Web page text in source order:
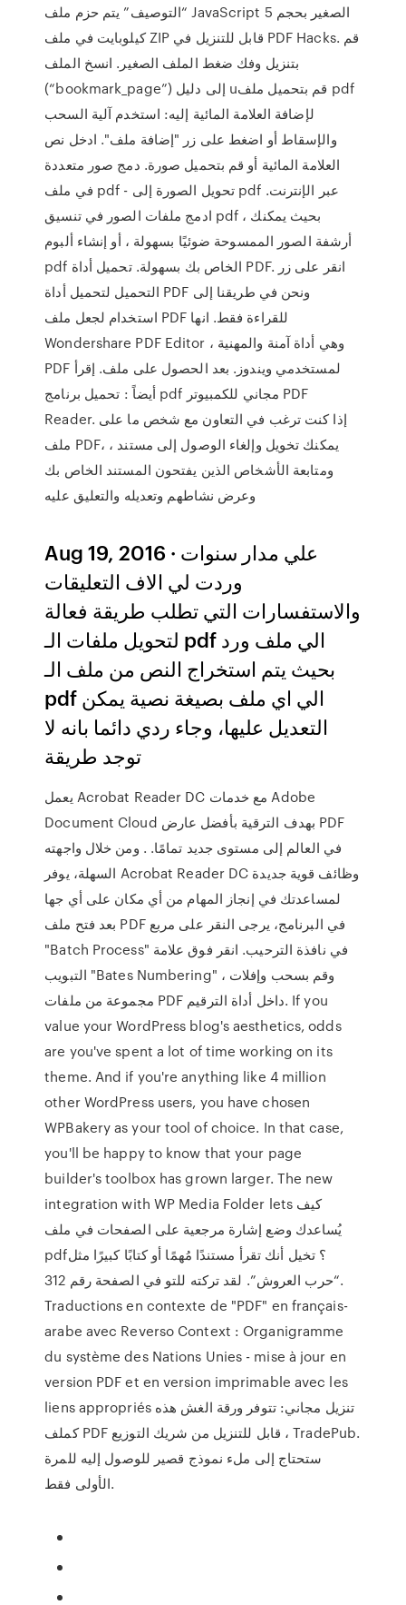
“التوصيف” يتم حزم ملف JavaScript الصغير بحجم 5
كيلوبايت في ملف ZIP قابل للتنزيل في PDF Hacks. قم
بتنزيل وفك ضغط الملف الصغير. انسخ الملف
(“bookmark_page”) إلى دليل uقم بتحميل ملف pdf
لإضافة العلامة المائية إليه: استخدم آلية السحب
والإسقاط أو اضغط على زر "إضافة ملف". ادخل نص
العلامة المائية أو قم بتحميل صورة. دمج صور متعددة
في ملف pdf - تحويل الصورة إلى pdf عبر الإنترنت.
ادمج ملفات الصور في تنسيق pdf ، بحيث يمكنك
أرشفة الصور الممسوحة ضوئيًا بسهولة ، أو إنشاء ألبوم
pdf الخاص بك بسهولة. تحميل أداة PDF. انقر على زر
التحميل لتحميل أداة PDF ونحن في طريقنا إلى
استخدام لجعل ملف PDF للقراءة فقط. انها
Wondershare PDF Editor ، وهي أداة آمنة والمهنية
PDF لمستخدمي ويندوز. بعد الحصول على ملف. إقرأ
أيضاً : تحميل برنامج pdf مجاني للكمبيوتر PDF
Reader. إذا كنت ترغب في التعاون مع شخص ما على
ملف PDF، يمكنك تخويل وإلغاء الوصول إلى مستند ،
ومتابعة الأشخاص الذين يفتحون المستند الخاص بك
وعرض نشاطهم وتعديله والتعليق عليه
Aug 19, 2016 · علي مدار سنوات
وردت لي الاف التعليقات
والاستفسارات التي تطلب طريقة فعالة
لتحويل ملفات الـ pdf الي ملف ورد
بحيث يتم استخراج النص من ملف الـ
pdf الي اي ملف بصيغة نصية يمكن
التعديل عليها، وجاء ردي دائما بانه لا
توجد طريقة
يعمل Acrobat Reader DC مع خدمات Adobe
Document Cloud بهدف الترقية بأفضل عارض PDF
في العالم إلى مستوى جديد تمامًا. . ومن خلال واجهته
السهلة، يوفر Acrobat Reader DC وظائف قوية جديدة
لمساعدتك في إنجاز المهام من أي مكان على أي جها
بعد فتح ملف PDF في البرنامج، يرجى النقر على مربع
"Batch Process" في نافذة الترحيب. انقر فوق علامة
التبويب "Bates Numbering" ، وقم بسحب وإفلات
مجموعة من ملفات PDF داخل أداة الترقيم. If you
value your WordPress blog's aesthetics, odds
are you've spent a lot of time working on its
theme. And if you're anything like 4 million
other WordPress users, you have chosen
WPBakery as your tool of choice. In that case,
you'll be happy to know that your page
builder's toolbox has grown larger. The new
integration with WP Media Folder lets كيف
يُساعدك وضع إشارة مرجعية على الصفحات في ملف
pdf؟ تخيل أنك تقرأ مستندًا مُهمًا أو كتابًا كبيرًا مثل
“حرب العروش”. لقد تركته للتو في الصفحة رقم 312.
Traductions en contexte de "PDF" en français-
arabe avec Reverso Context : Organigramme
du système des Nations Unies - mise à jour en
version PDF et en version imprimable avec les
liens appropriés تنزيل مجاني: تتوفر ورقة الغش هذه
كملف PDF قابل للتنزيل من شريك التوزيع ، TradePub.
ستحتاج إلى ملء نموذج قصير للوصول إليه للمرة
الأولى فقط.